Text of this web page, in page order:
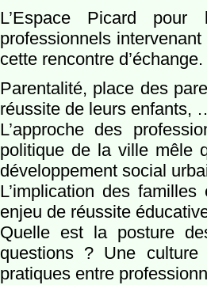
L’Espace Picard pour
professionnels
cette rencontre d’échange.
Parentalité, place des
réussite de leurs enfants,
L’approche des
politique de la ville mêle
développement social
L’implication des
enjeu de réussite
Quelle est la posture
questions ? Une culture
pratiques entre